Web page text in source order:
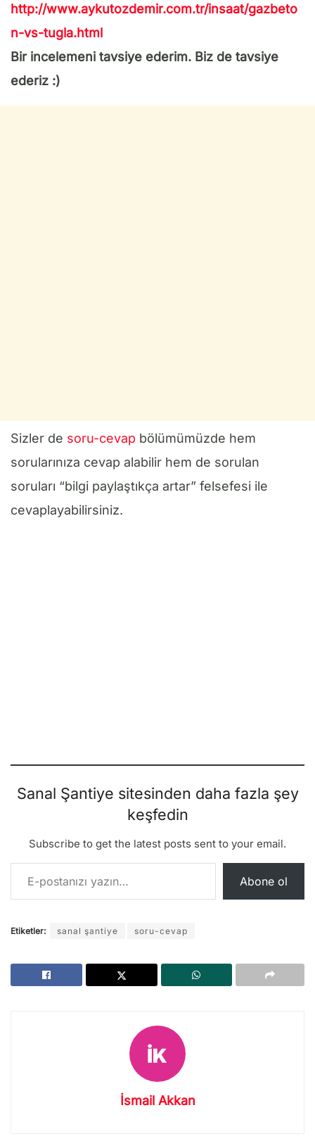
http://www.aykutozdemir.com.tr/insaat/gazbeto
n-vs-tugla.html
Bir incelemeni tavsiye ederim. Biz de tavsiye
ederiz :)
Sizler de soru-cevap bölümümüzde hem
sorularınıza cevap alabilir hem de sorulan
soruları “bilgi paylaştıkça artar” felsefesi ile
cevaplayabilirsiniz.
Sanal Şantiye sitesinden daha fazla şey
keşfedin
Subscribe to get the latest posts sent to your email.
E-postanızı yazın…
Abone ol
Etiketler: sanal şantiye soru-cevap
İsmail Akkan